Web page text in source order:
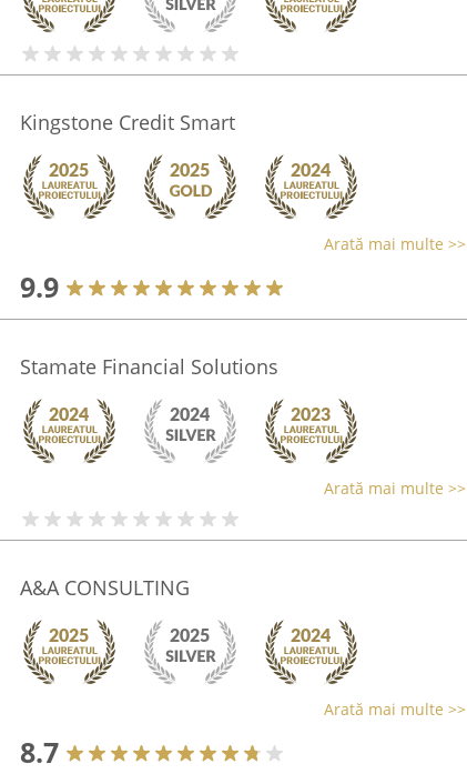
Kingstone Credit Smart
Arată mai multe >>
9.9
Stamate Financial Solutions
Arată mai multe >>
A&A CONSULTING
Arată mai multe >>
8.7